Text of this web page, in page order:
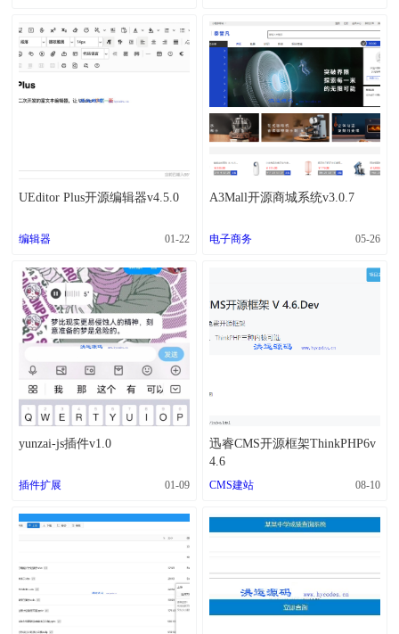
UEditor Plus开源编辑器v4.5.0
编辑器 01-22
A3Mall开源商城系统v3.0.7
电子商务 05-26
yunzai-js插件v1.0
插件扩展 01-09
迅睿CMS开源框架ThinkPHP6v
4.6
CMS建站 08-10